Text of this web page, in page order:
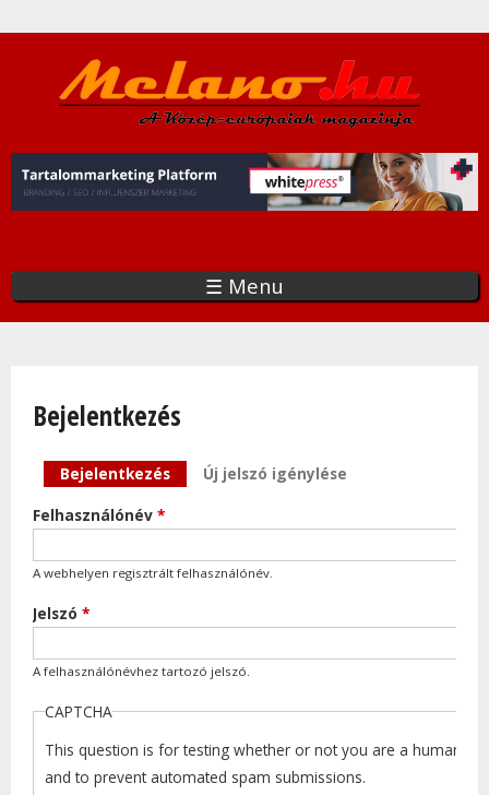
a
tartalomra
☰ Menu
Bejelentkezés
Elsődleges fülek
Bejelentkezés (aktív fül)
Új jelszó igénylése
Felhasználónév *
A webhelyen regisztrált felhasználónév.
Jelszó *
A felhasználónévhez tartozó jelszó.
CAPTCHA
This question is for testing whether or not you are a human
and to prevent automated spam submissions.